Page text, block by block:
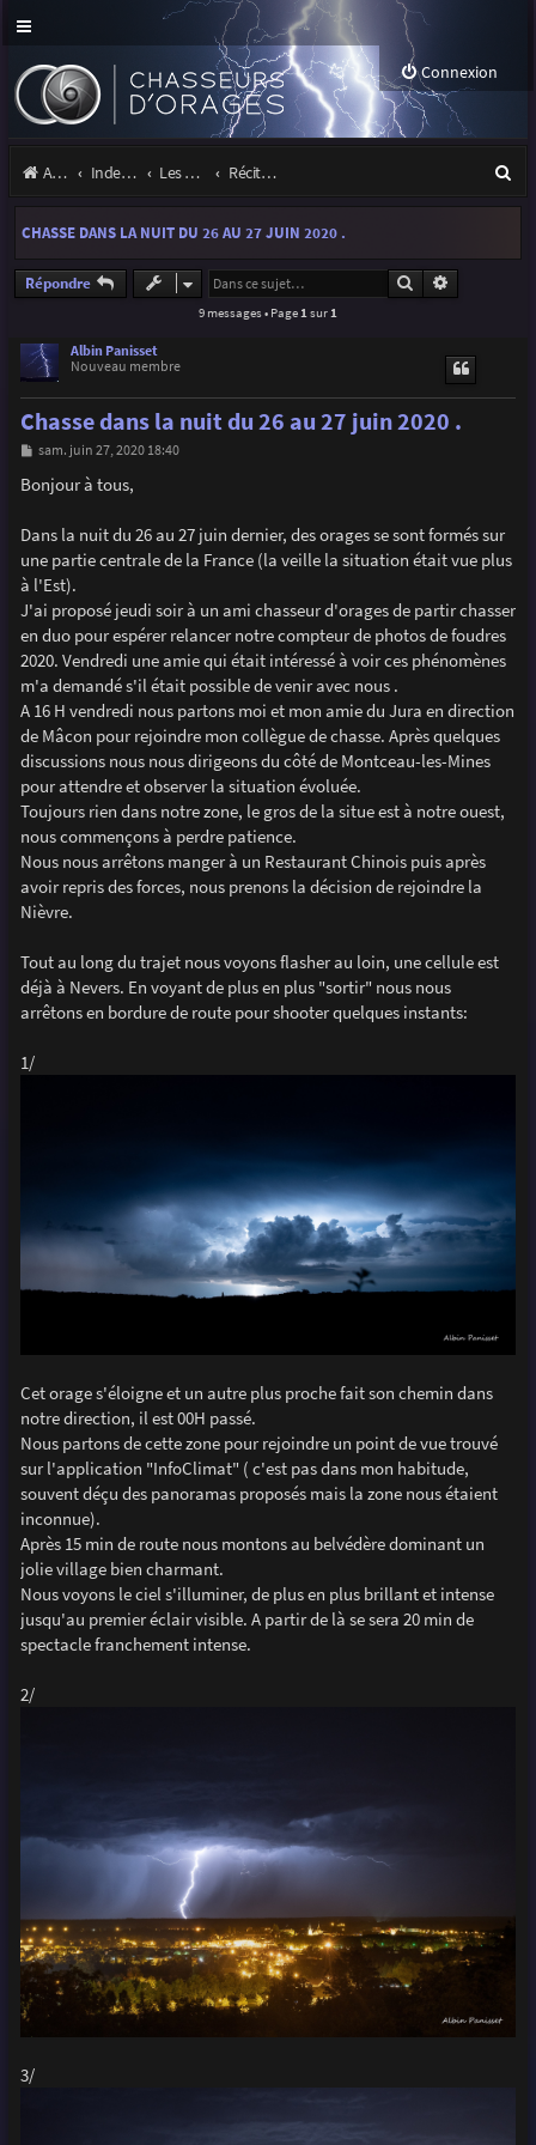
Connexion
Accueil Index du forum Les orages Récits et photos d'orages
e
CHASSE DANS LA NUIT DU 26 AU 27 JUIN 2020 .
Répondre Rechercher
9 messages • Page 1 sur 1
Albin Panisset
Nouveau membre
Chasse dans la nuit du 26 au 27 juin 2020 .
M
s
s
e
sam. juin 27, 2020 18:40
Bonjour à tous,
Dans la nuit du 26 au 27 juin dernier, des orages se sont formés sur
une partie centrale de la France (la veille la situation était vue plus
à l'Est).
J'ai proposé jeudi soir à un ami chasseur d'orages de partir chasser
en duo pour espérer relancer notre compteur de photos de foudres
2020. Vendredi une amie qui était intéressé à voir ces phénomènes
m'a demandé s'il était possible de venir avec nous .
A 16 H vendredi nous partons moi et mon amie du Jura en direction
de Mâcon pour rejoindre mon collègue de chasse. Après quelques
discussions nous nous dirigeons du côté de Montceau-les-Mines
pour attendre et observer la situation évoluée.
Toujours rien dans notre zone, le gros de la situe est à notre ouest,
nous commençons à perdre patience.
Nous nous arrêtons manger à un Restaurant Chinois puis après
avoir repris des forces, nous prenons la décision de rejoindre la
Nièvre.
Tout au long du trajet nous voyons flasher au loin, une cellule est
déjà à Nevers. En voyant de plus en plus "sortir" nous nous
arrêtons en bordure de route pour shooter quelques instants:
1/
Cet orage s'éloigne et un autre plus proche fait son chemin dans
notre direction, il est 00H passé.
Nous partons de cette zone pour rejoindre un point de vue trouvé
sur l'application "InfoClimat" ( c'est pas dans mon habitude,
souvent déçu des panoramas proposés mais la zone nous étaient
inconnue).
Après 15 min de route nous montons au belvédère dominant un
jolie village bien charmant.
Nous voyons le ciel s'illuminer, de plus en plus brillant et intense
jusqu'au premier éclair visible. A partir de là se sera 20 min de
spectacle franchement intense.
2/
3/